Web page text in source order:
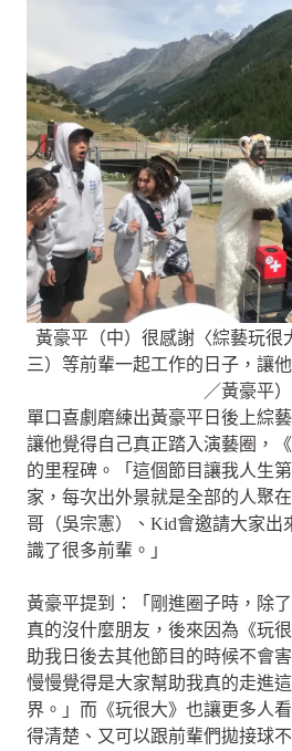
黃豪平（中）很感謝〈綜藝玩很
三）等前輩一起工作的日子，讓
／黃豪平）
單口喜劇磨練出黃豪平日後上綜
讓他覺得自己真正踏入演藝圈，
的里程碑。「這個節目讓我人生
家，每次出外景就是全部的人聚
哥（吳宗憲）、Kid會邀請大家出
識了很多前輩。」
黃豪平提到：「剛進圈子時，除
真的沒什麼朋友，後來因為《玩
助我日後去其他節目的時候不會
慢慢覺得是大家幫助我真的走進
界。」而《玩很大》也讓更多人
得清楚、又可以跟前輩們拋接球